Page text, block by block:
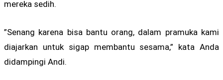
mereka sedih.
”Senang karena bisa bantu orang, dalam pramuka kami
diajarkan untuk sigap membantu sesama,” kata Anda
didampingi Andi.